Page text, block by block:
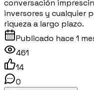
conversación
inversores y cualquier
riqueza a largo plazo.
Publicado hace 1
461
14
0